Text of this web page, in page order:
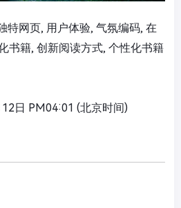
特网页, 用户体验, 气氛编码, 在
书籍, 创新阅读方式, 个性化书籍
12日 PM04:01 (北京时间)